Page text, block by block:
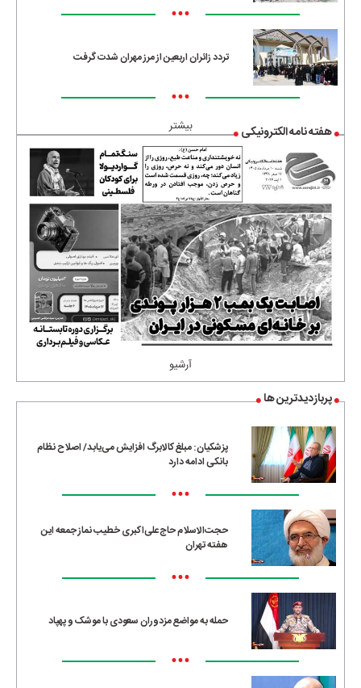
•••
تردد زائران اربعین از مرز مهران شدت گرفت
•••
بیشتر هفته نامه الکترونیکی
آرشیو
پربازدیدترین ها
پزشکیان: مبلغ کالابرگ افزایش می‌یابد/ اصلاح نظام
بانکی ادامه دارد
•••
حجت‌الاسلام حاج‌علی‌اکبری خطیب نماز جمعه این
هفته تهران
•••
حمله به مواضع مزدوران سعودی با موشک و پهپاد
•••